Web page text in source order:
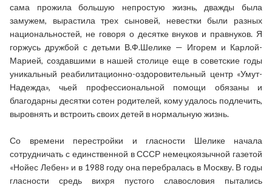
сама прожила большую непростую жизнь, дважды была
замужем, вырастила трех сыновей, невестки были разных
национальностей, не говоря о десятке внуков и правнуков. Я
горжусь дружбой с детьми В.Ф.Шелике — Игорем и Карлой-
Марией, создавшими в нашей столице еще в советские годы
уникальный реабилитационно-оздоровительный центр «Умут-
Надежда», чьей профессиональной помощи обязаны и
благодарны десятки сотен родителей, кому удалось подлечить,
выровнять и встроить своих детей в нормальную жизнь.
Со времени перестройки и гласности Шелике начала
сотрудничать с единственной в СССР немецкоязычной газетой
«Нойес Лебен» и в 1988 году она перебралась в Москву. В годы
гласности средь вихря пустого славословия пытались